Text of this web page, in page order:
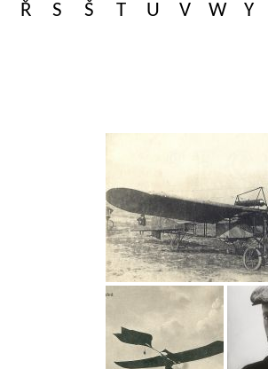
Ř S Š T U V W Y